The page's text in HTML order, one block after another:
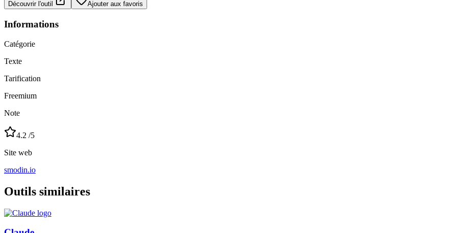
Découvrir l'outil Ajouter aux favoris
Informations
Catégorie
Texte
Tarification
Freemium
Note
4.2 /5
Site web
smodin.io
Outils similaires